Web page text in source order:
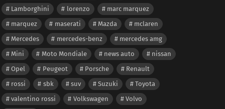
Lamborghini
lorenzo
marc marquez
marquez
maserati Mazda
mclaren
Mercedes
mercedes-benz
mercedes amg
Mini
Moto Mondiale news auto
nissan
Opel
Peugeot Porsche
Renault
rossi
sbk suv Suzuki
Toyota
valentino rossi
Volkswagen
Volvo